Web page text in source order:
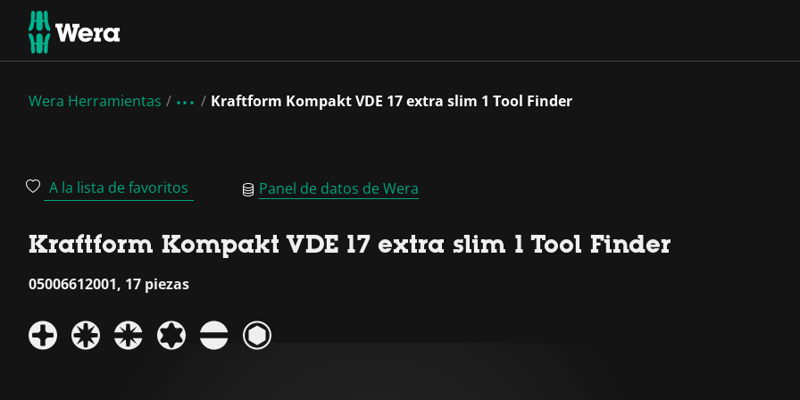
Wera Herramientas Kraftform Kompakt VDE 17 extra slim 1 Tool Finder
A la lista de favoritos Panel de datos de Wera
Kraftform Kompakt VDE 17 extra slim 1 Tool Finder
05006612001, 17 piezas